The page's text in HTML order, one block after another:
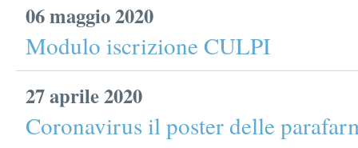
06 maggio 2020
Modulo iscrizione CULPI
27 aprile 2020
Coronavirus il poster delle